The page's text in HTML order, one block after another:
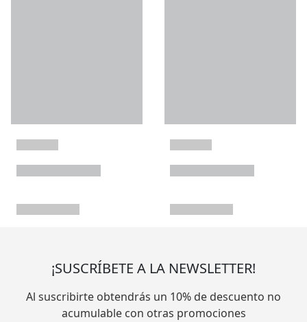
¡SUSCRÍBETE A LA NEWSLETTER!
Al suscribirte obtendrás un 10% de descuento no
acumulable con otras promociones